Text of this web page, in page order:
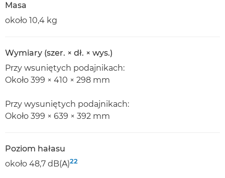
Masa
około 10,4 kg
Wymiary (szer. × dł. × wys.)
Przy wsuniętych podajnikach:
Około 399 × 410 × 298 mm
Przy wysuniętych podajnikach:
Około 399 × 639 × 392 mm
Poziom hałasu
około 48,7 dB(A)22